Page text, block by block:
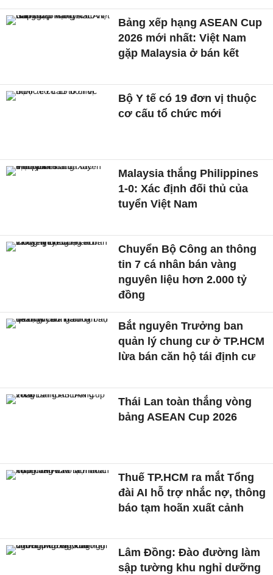
Bảng xếp hạng ASEAN Cup
2026 mới nhất: Việt Nam
gặp Malaysia ở bán kết
Bộ Y tế có 19 đơn vị thuộc
cơ cấu tổ chức mới
Malaysia thắng Philippines
1-0: Xác định đối thủ của
tuyển Việt Nam
Chuyển Bộ Công an thông
tin 7 cá nhân bán vàng
nguyên liệu hơn 2.000 tỷ
đồng
Bắt nguyên Trưởng ban
quản lý chung cư ở TP.HCM
lừa bán căn hộ tái định cư
Thái Lan toàn thắng vòng
bảng ASEAN Cup 2026
Thuế TP.HCM ra mắt Tổng
đài AI hỗ trợ nhắc nợ, thông
báo tạm hoãn xuất cảnh
Lâm Đồng: Đào đường làm
sập tường khu nghỉ dưỡng